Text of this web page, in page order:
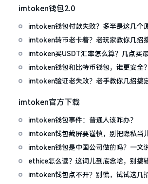
imtoken钱包2.0
imtoken钱包付款失败？多半是这几个
imtoken转币老卡着？老玩家教你几招
imtoken买USDT汇率怎么算？几点买
imtoken钱包和比特币钱包，谁更安全
聊聊
imtoken验证老失败？老手教你几招搞
imtoken官方下载
imtoken钱包事件：普通人该咋办？
imtoken钱包截屏要谨慎，别把隐私当
imtoken钱包是中国公司做的吗？一文
ethice怎么读？这词儿到底念啥，别搞
imtoken钱包点不开？别慌，试试这几